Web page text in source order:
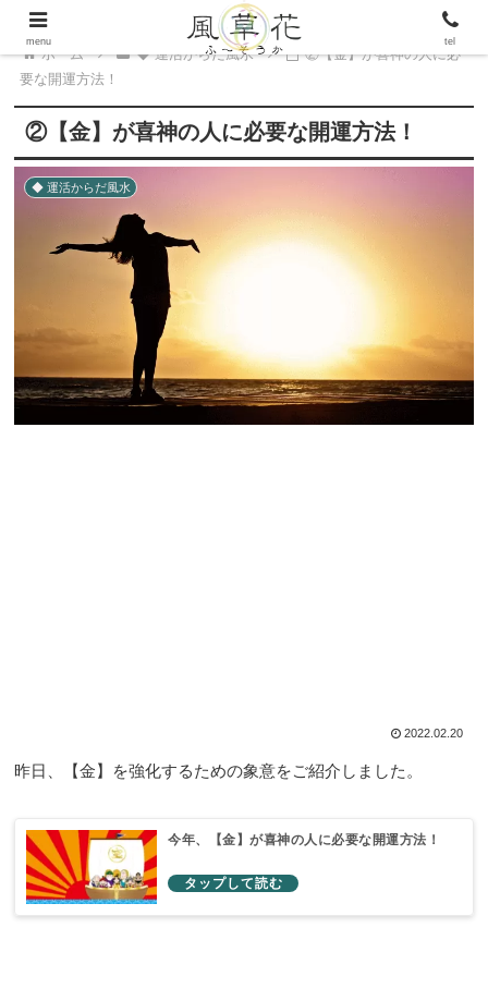
ホーム ◆ 運活からだ風水
②【金】が喜神の人に必
要な開運方法！
②【金】が喜神の人に必要な開運方法！
◆ 運活からだ風水
2022.02.20
昨日、【金】を強化するための象意をご紹介しました。
今年、【金】が喜神の人に必要な開運方法！
menu tel